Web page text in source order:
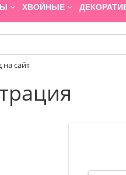
ХВОЙНЫЕ
на сайт